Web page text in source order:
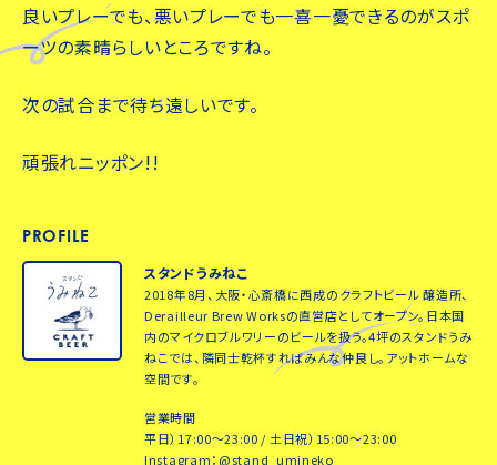
良いプレーでも、悪いプレーでも一喜一憂できるのがスポ
ーツの素晴らしいところですね。
次の試合まで待ち遠しいです。
頑張れニッポン!!
PROFILE
スタンドうみねこ
2018年8月、大阪・心斎橋に西成のクラフトビール 醸造所、
Derailleur Brew Worksの直営店としてオープン。日本国
内のマイクロブルワリーのビールを扱う。4坪のスタンドうみ
ねこでは、隣同士乾杯すればみんな仲良し。アットホームな
空間です。
営業時間
平日）17:00～23:00 / 土日祝）15:00～23:00
Instagram： @stand_umineko